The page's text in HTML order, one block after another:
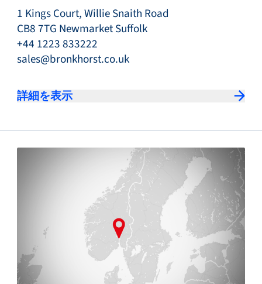
1 Kings Court, Willie Snaith Road
CB8 7TG Newmarket Suffolk
+44 1223 833222
sales@bronkhorst.co.uk
詳細を表示